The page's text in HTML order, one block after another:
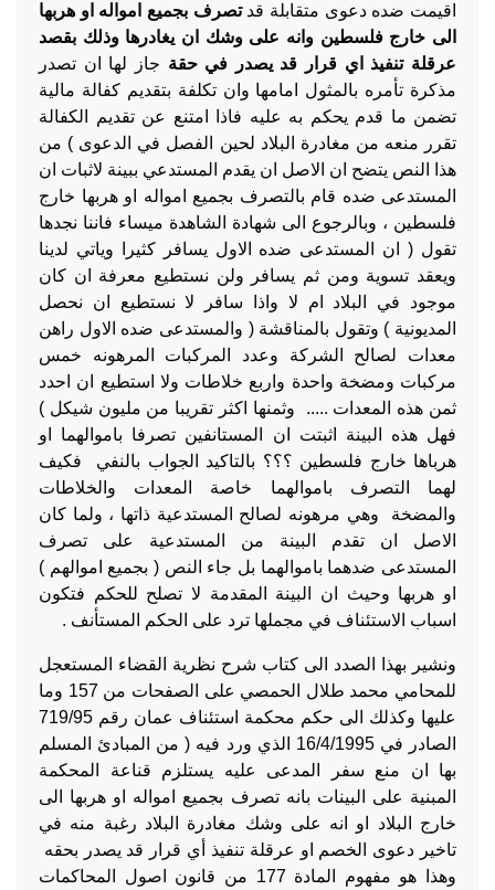
اقيمت ضده دعوى متقابلة قدتصرف بجميع امواله او هربها
الى خارج فلسطين وانه على وشك ان يغادرها وذلك بقصد
عرقلة تنفيذ اي قرار قد يصدر في حقة جاز لها ان تصدر
مذكرة تأمره بالمثول امامها وان تكلفة بتقديم كفالة مالية
تضمن ما قدم يحكم به عليه فاذا امتنع عن تقديم الكفالة
تقرر منعه من مغادرة البلاد لحين الفصل في الدعوى ) من
هذا النص يتضح ان الاصل ان يقدم المستدعي ببينة لاثبات ان
المستدعى ضده قام بالتصرف بجميع امواله او هربها خارج
فلسطين ، وبالرجوع الى شهادة الشاهدة ميساء فاننا نجدها
تقول ( ان المستدعى ضده الاول يسافر كثيرا وياتي لدينا
ويعقد تسوية ومن ثم يسافر ولن نستطيع معرفة ان كان
موجود في البلاد ام لا واذا سافر لا نستطيع ان نحصل
المديونية ) وتقول بالمناقشة ( والمستدعى ضده الاول راهن
معدات لصالح الشركة وعدد المركبات المرهونه خمس
مركبات ومضخة واحدة واربع خلاطات ولا استطيع ان احدد
ثمن هذه المعدات ..... وثمنها اكثر تقريبا من مليون شيكل )
فهل هذه البينة اثبتت ان المستانفين تصرفا باموالهما او
هرباها خارج فلسطين ؟؟؟ بالتاكيد الجواب بالنفي فكيف
لهما التصرف باموالهما خاصة المعدات والخلاطات
والمضخة وهي مرهونه لصالح المستدعية ذاتها ، ولما كان
الاصل ان تقدم البينة من المستدعية على تصرف
المستدعى ضدهما باموالهما بل جاء النص ( بجميع اموالهم )
او هربها وحيث ان البينة المقدمة لا تصلح للحكم فتكون
اسباب الاستئناف في مجملها ترد على الحكم المستأنف .
ونشير بهذا الصدد الى كتاب شرح نظرية القضاء المستعجل
للمحامي محمد طلال الحمصي على الصفحات من 157 وما
عليها وكذلك الى حكم محكمة استئناف عمان رقم 719/95
الصادر في 16/4/1995 الذي ورد فيه ( من المبادئ المسلم
بها ان منع سفر المدعى عليه يستلزم قناعة المحكمة
المبنية على البينات بانه تصرف بجميع امواله او هربها الى
خارج البلاد او انه على وشك مغادرة البلاد رغبة منه في
تاخير دعوى الخصم او عرقلة تنفيذ أي قرار قد يصدر بحقه
وهذا هو مفهوم المادة 177 من قانون اصول المحاكمات